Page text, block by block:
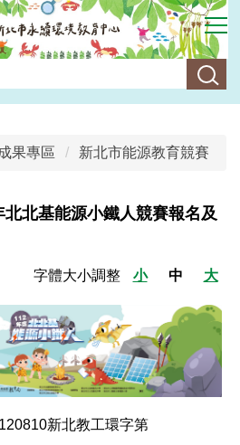
成果專區 新北市能源教育競賽
北北基能源小鐵人競賽報名及
字體大小調整 小 中 大
新北教工環字第